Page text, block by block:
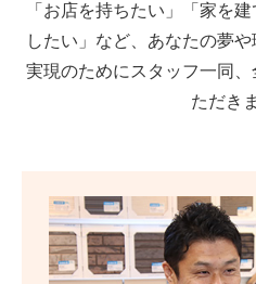
「お店を持ちたい」「家を
したい」など、あなたの夢
実現のためにスタッフ一同
ただき